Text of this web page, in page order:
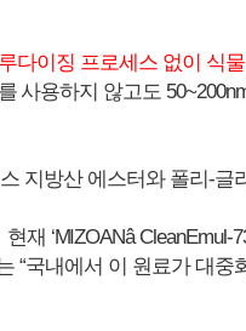
다이징 프로세스 없이 식
사용하지 않고도
지방산 에스터와 폴리-
현재 ‘MIZOANâ
“국내에서 이 원료가 대